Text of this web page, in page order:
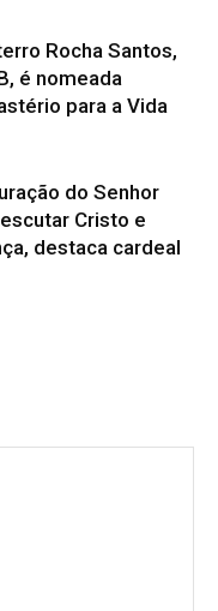
Rocha Santos,
é nomeada
para a Vida
do Senhor
Cristo e
destaca cardeal